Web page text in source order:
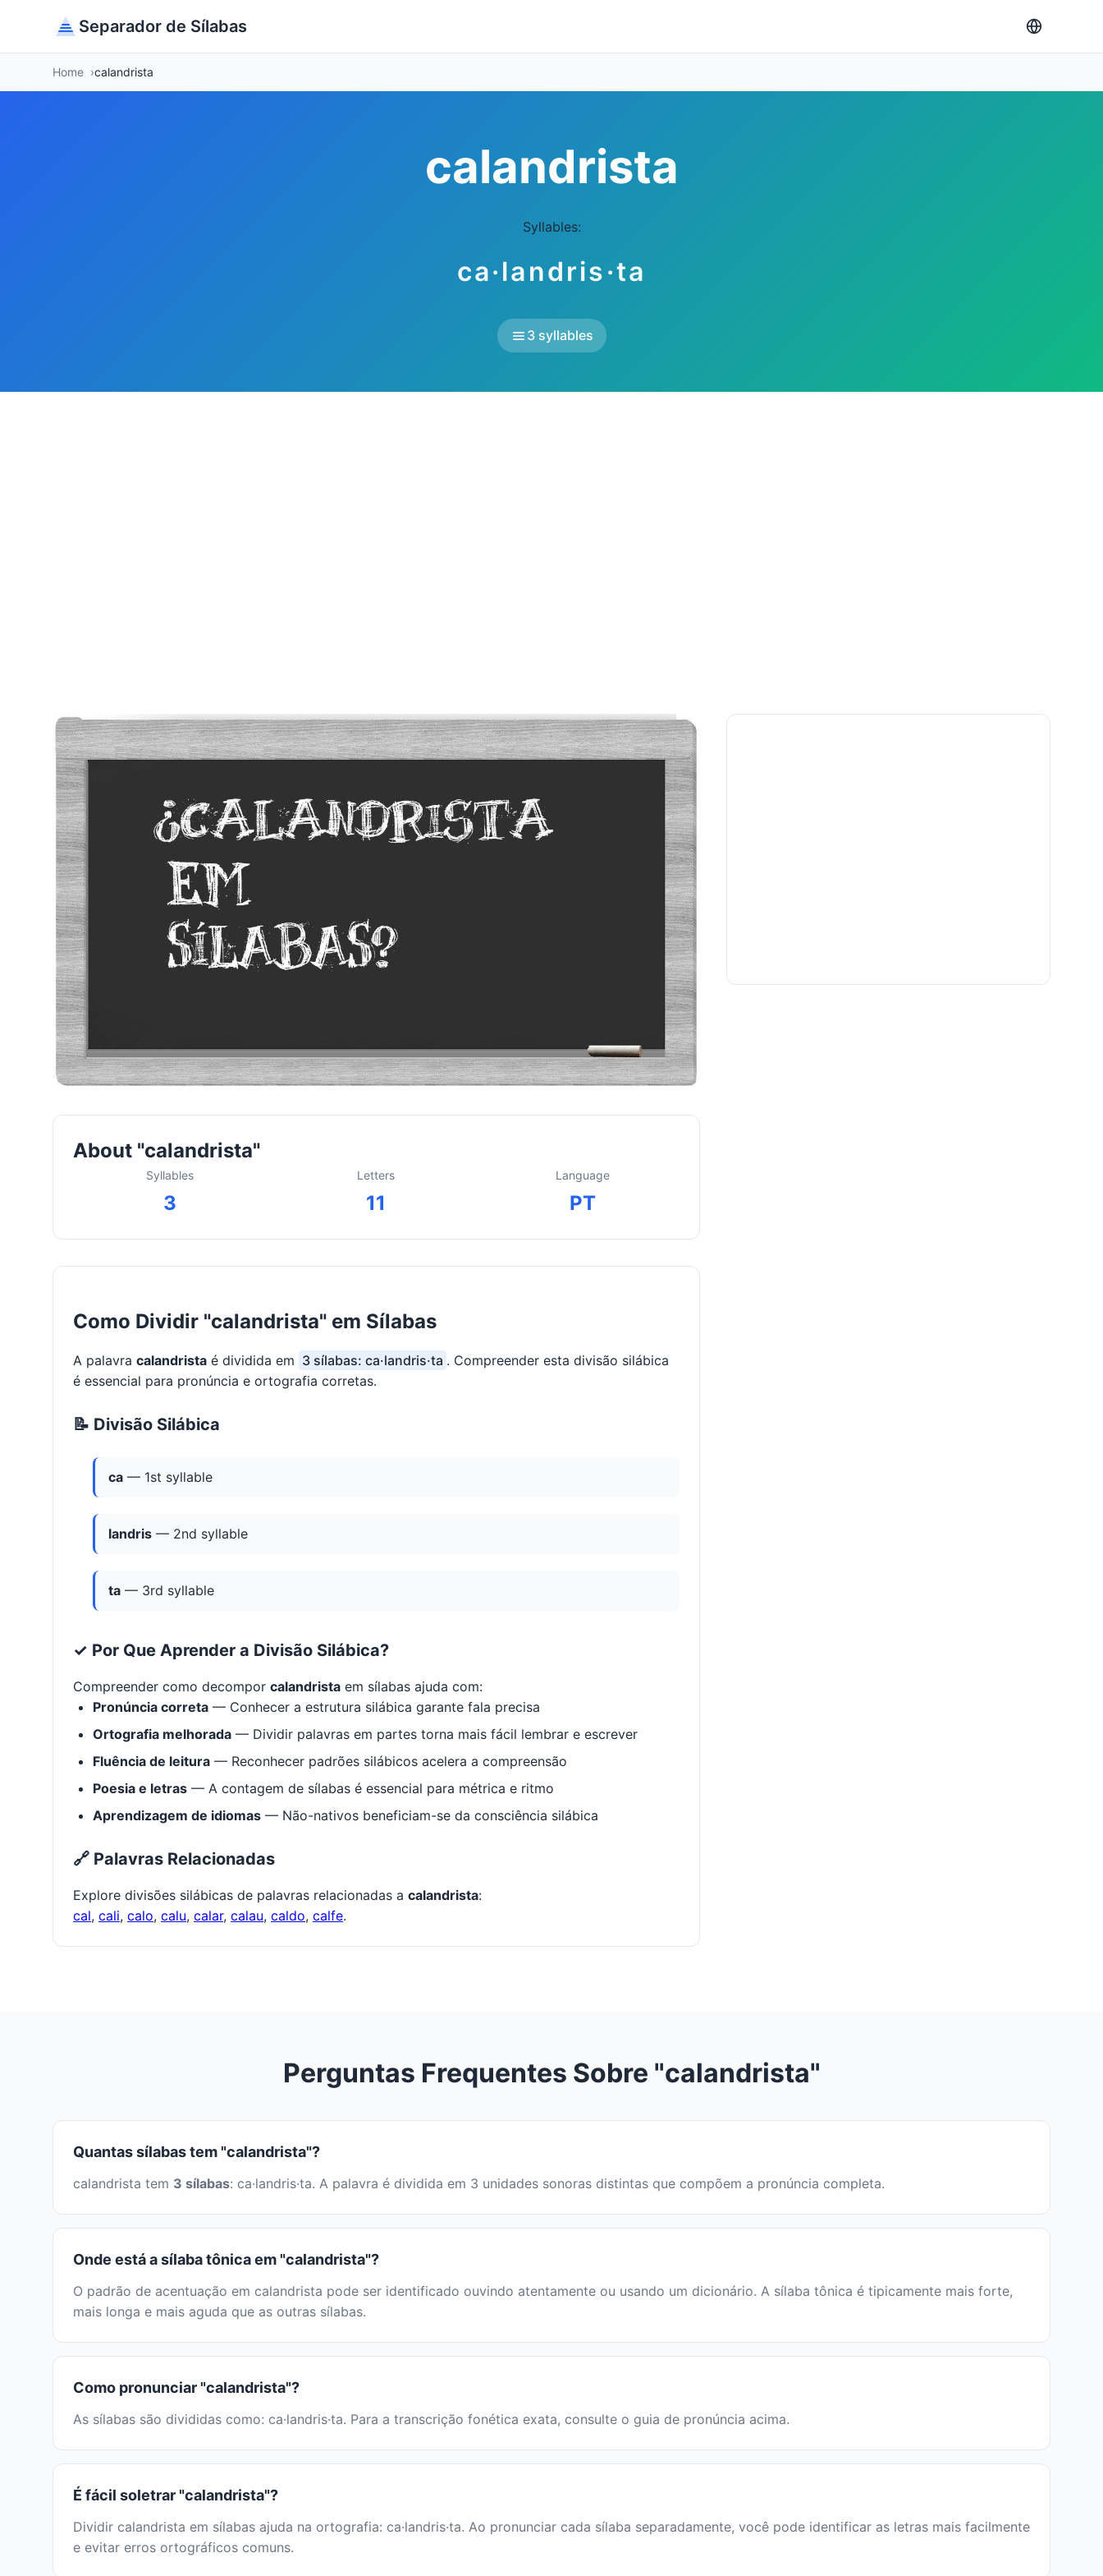
Separador de Sílabas
Home calandrista
calandrista
Syllables:
ca·landris·ta
3 syllables
About "calandrista"
Syllables
3
Letters
11
Language
PT
Como Dividir "calandrista" em Sílabas
A palavra calandrista é dividida em 3 sílabas: ca·landris·ta . Compreender esta divisão silábica
é essencial para pronúncia e ortografia corretas.
📝 Divisão Silábica
ca — 1st syllable
landris — 2nd syllable
ta — 3rd syllable
✓ Por Que Aprender a Divisão Silábica?
Compreender como decompor calandrista em sílabas ajuda com:
Pronúncia correta — Conhecer a estrutura silábica garante fala precisa
Ortografia melhorada — Dividir palavras em partes torna mais fácil lembrar e escrever
Fluência de leitura — Reconhecer padrões silábicos acelera a compreensão
Poesia e letras — A contagem de sílabas é essencial para métrica e ritmo
Aprendizagem de idiomas — Não-nativos beneficiam-se da consciência silábica
🔗 Palavras Relacionadas
Explore divisões silábicas de palavras relacionadas a calandrista:
cal, cali, calo, calu, calar, calau, caldo, calfe.
Perguntas Frequentes Sobre "calandrista"
Quantas sílabas tem "calandrista"?
calandrista tem 3 sílabas: ca·landris·ta. A palavra é dividida em 3 unidades sonoras distintas que compõem a pronúncia completa.
Onde está a sílaba tônica em "calandrista"?
O padrão de acentuação em calandrista pode ser identificado ouvindo atentamente ou usando um dicionário. A sílaba tônica é tipicamente mais forte,
mais longa e mais aguda que as outras sílabas.
Como pronunciar "calandrista"?
As sílabas são divididas como: ca·landris·ta. Para a transcrição fonética exata, consulte o guia de pronúncia acima.
É fácil soletrar "calandrista"?
Dividir calandrista em sílabas ajuda na ortografia: ca·landris·ta. Ao pronunciar cada sílaba separadamente, você pode identificar as letras mais facilmente
e evitar erros ortográficos comuns.